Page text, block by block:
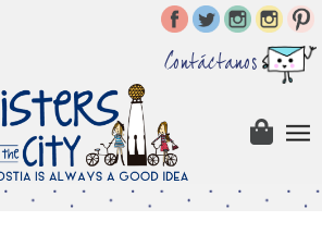
Contáctanos